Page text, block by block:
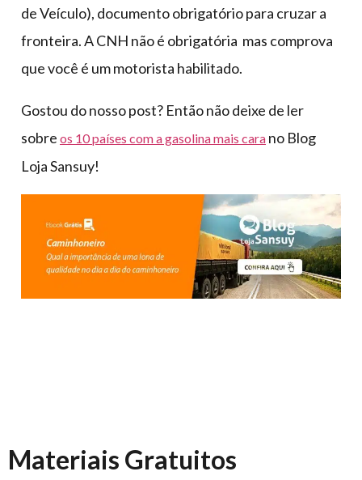
de Veículo), documento obrigatório para cruzar a
fronteira. A CNH não é obrigatória mas comprova
que você é um motorista habilitado.
Gostou do nosso post? Então não deixe de ler
sobre os 10 países com a gasolina mais cara no Blog
Loja Sansuy!
Materiais Gratuitos